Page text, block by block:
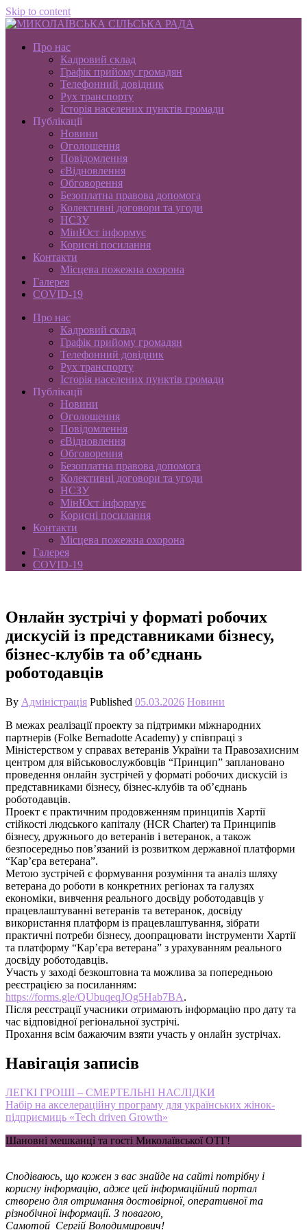
Skip to content
Про нас
Кадровий склад
Графік прийому громадян
Телефонний довідник
Рух транспорту
Історія населених пунктів громади
Публікації
Новини
Оголошення
Повідомлення
єВідновлення
Обговорення
Безоплатна правова допомога
Колективні договори та угоди
НСЗУ
МінЮст інформує
Корисні посилання
Контакти
Місцева пожежна охорона
Галерея
COVID-19
Про нас
Кадровий склад
Графік прийому громадян
Телефонний довідник
Рух транспорту
Історія населених пунктів громади
Публікації
Новини
Оголошення
Повідомлення
єВідновлення
Обговорення
Безоплатна правова допомога
Колективні договори та угоди
НСЗУ
МінЮст інформує
Корисні посилання
Контакти
Місцева пожежна охорона
Галерея
COVID-19
Онлайн зустрічі у форматі робочих
дискусій із представниками бізнесу,
бізнес-клубів та об’єднань
роботодавців
By Адміністрація Published 05.03.2026 Новини
В межах реалізації проекту за підтримки міжнародних
партнерів (Folke Bernadotte Academy) у співпраці з
Міністерством у справах ветеранів України та Правозахисним
центром для військовослужбовців “Принцип” заплановано
проведення онлайн зустрічей у форматі робочих дискусій із
представниками бізнесу, бізнес-клубів та об’єднань
роботодавців.
Проект є практичним продовженням принципів Хартії
стійкості людського капіталу (HCR Charter) та Принципів
бізнесу, дружнього до ветеранів і ветеранок, а також
безпосередньо пов’язаний із розвитком державної платформи
“Кар’єра ветерана”.
Метою зустрічей є формування розуміння та аналіз шляху
ветерана до роботи в конкретних регіонах та галузях
економіки, вивчення реального досвіду роботодавців у
працевлаштуванні ветеранів та ветеранок, досвіду
використання платформ із працевлаштування, зібрати
практичні потреби бізнесу, доопрацювати інструменти Хартії
та платформу “Кар’єра ветерана” з урахуванням реального
досвіду роботодавців.
Участь у заході безкоштовна та можлива за попередньою
реєстрацією за посиланням:
https://forms.gle/QUbuqeqJQg5Hab7BA.
Після реєстрації учасники отримають інформацію про дату та
час відповідної регіональної зустрічі.
Прохання всім бажаючим взяти участь у онлайн зустрічах.
Навігація записів
ЛЕГКІ ГРОШІ – СМЕРТЕЛЬНІ НАСЛІДКИ
Набір на акселераційну програму для українських жінок-
підприємиць «Tech driven Growth»
Шановні мешканці та гості Миколаївської ОТГ!
Сподіваюсь, що кожен з вас знайде на сайті потрібну і
корисну інформацію, адже цей інформаційний портал
створено для отримання достовірної, оперативної та
різнобічної інформації. З повагою,
Самотой Сергій Володимирович!